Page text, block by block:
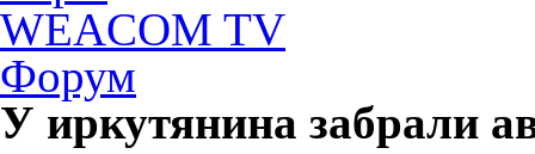
WEACOM TV
Форум
У иркутянина забрали